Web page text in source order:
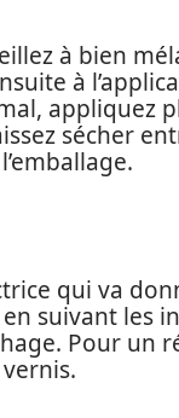
à bien
à
appliquez
sécher
qui va
suivant les
Pour un